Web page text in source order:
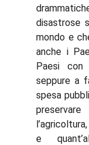
disastrose
mondo e
anche i
Paesi con
seppure a
spesa
e